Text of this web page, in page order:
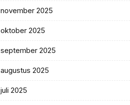
november 2025
oktober 2025
september 2025
augustus 2025
juli 2025